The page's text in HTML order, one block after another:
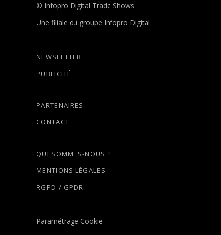
© Infopro Digital Trade Shows
Une filiale du groupe Infopro Digital
NEWSLETTER
PUBLICITÉ
PARTENAIRES
CONTACT
QUI SOMMES-NOUS ?
MENTIONS LÉGALES
RGPD / GPDR
Paramétrage Cookie